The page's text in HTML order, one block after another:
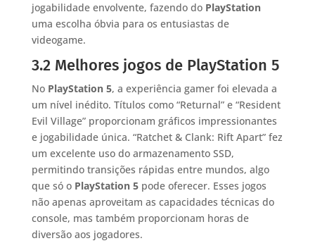
jogabilidade envolvente, fazendo do PlayStation
uma escolha óbvia para os entusiastas de
videogame.
3.2 Melhores jogos de PlayStation 5
No PlayStation 5, a experiência gamer foi elevada a
um nível inédito. Títulos como “Returnal” e “Resident
Evil Village” proporcionam gráficos impressionantes
e jogabilidade única. “Ratchet & Clank: Rift Apart” fez
um excelente uso do armazenamento SSD,
permitindo transições rápidas entre mundos, algo
que só o PlayStation 5pode oferecer. Esses jogos
não apenas aproveitam as capacidades técnicas do
console, mas também proporcionam horas de
diversão aos jogadores.